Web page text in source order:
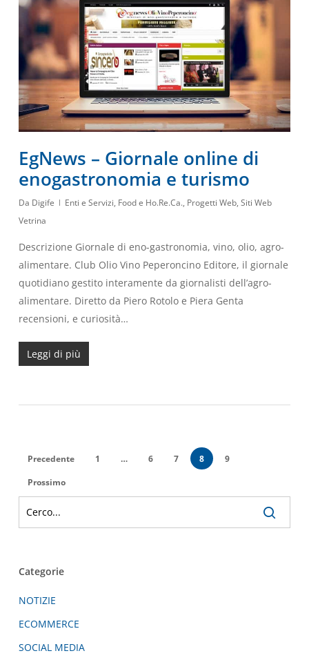
EgNews – Giornale online di
enogastronomia e turismo
Da Digife Enti e Servizi, Food e Ho.Re.Ca., Progetti Web, Siti Web
Vetrina
Descrizione Giornale di eno-gastronomia, vino, olio, agro-
alimentare. Club Olio Vino Peperoncino Editore, il giornale
quotidiano gestito interamente da giornalisti dell’agro-
alimentare. Diretto da Piero Rotolo e Piera Genta
recensioni, e curiosità…
Leggi di più
Precedente 1 … 6 7 8
9
Prossimo
Categorie
NOTIZIE
ECOMMERCE
SOCIAL MEDIA